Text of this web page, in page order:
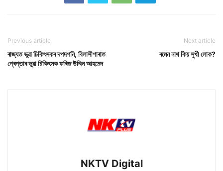
Previous article
ৰাজ্যত ভুৱা চিকিৎসকৰ দপদপনি, বিলাসীপাৰাত
গ্ৰেপ্তাৰ ভুৱা চিকিৎসক ফৰিজ উদ্দিন আহমেদ
Next article
ৰমেন নাথ কিয় সুখী লোক?
NKTV Digital